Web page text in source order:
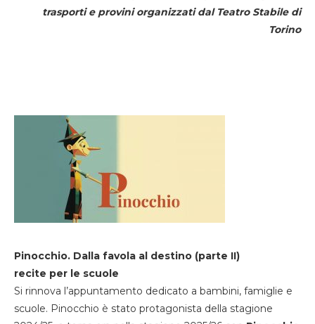
trasporti e provini organizzati dal Teatro Stabile di
Torino
Pinocchio. Dalla favola al destino (parte II)
recite per le scuole
Si rinnova l’appuntamento dedicato a bambini, famiglie e
scuole. Pinocchio è stato protagonista della stagione